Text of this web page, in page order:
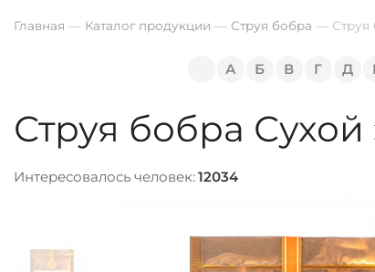
Главная — Каталог продукции — Струя бобра — Струя
А Б В Г Д
Струя бобра Сухой
Интересовалось человек:12034